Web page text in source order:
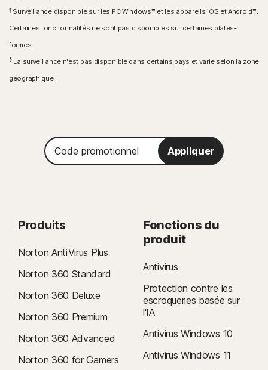
‡Surveillance disponible sur les PC Windows™ et les appareils iOS et Android™.
Certaines fonctionnalités ne sont pas disponibles sur certaines plates-
formes.
§La surveillance n'est pas disponible dans certains pays et varie selon la zone
géographique.
Code
promotionnel
Appliquer
Produits
Norton AntiVirus Plus
Norton 360 Standard
Norton 360 Deluxe
Norton 360 Premium
Norton 360 Advanced
Norton 360 for Gamers
Fonctions du
produit
Antivirus
Protection contre les
escroqueries basée sur
l'IA
Antivirus Windows 10
Antivirus Windows 11